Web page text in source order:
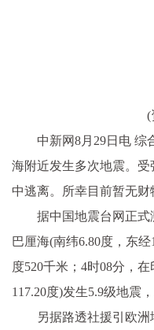
(
中新网8月29日电 综
海附近发生多次地震。
中逃离。所幸目前暂无财
据中国地震台网正式
巴厘海(南纬6.80度，东
度520千米；4时08分，
117.20度)发生5.9级地震
另据路透社援引欧洲